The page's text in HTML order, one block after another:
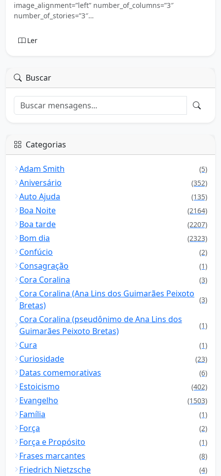
image_alignment=”left” number_of_columns=”3″
number_of_stories=”3″…
Ler
Buscar
Categorias
Adam Smith (5)
Aniversário (352)
Auto Ajuda (135)
Boa Noite (2164)
Boa tarde (2207)
Bom dia (2323)
Confúcio (2)
Consagração (1)
Cora Coralina (3)
Cora Coralina (Ana Lins dos Guimarães Peixoto
Bretas)
(3)
Cora Coralina (pseudônimo de Ana Lins dos
Guimarães Peixoto Bretas)
(1)
Cura (1)
Curiosidade (23)
Datas comemorativas (6)
Estoicismo (402)
Evangelho (1503)
Família (1)
Força (2)
Força e Propósito (1)
Frases marcantes (8)
Friedrich Nietzsche (4)